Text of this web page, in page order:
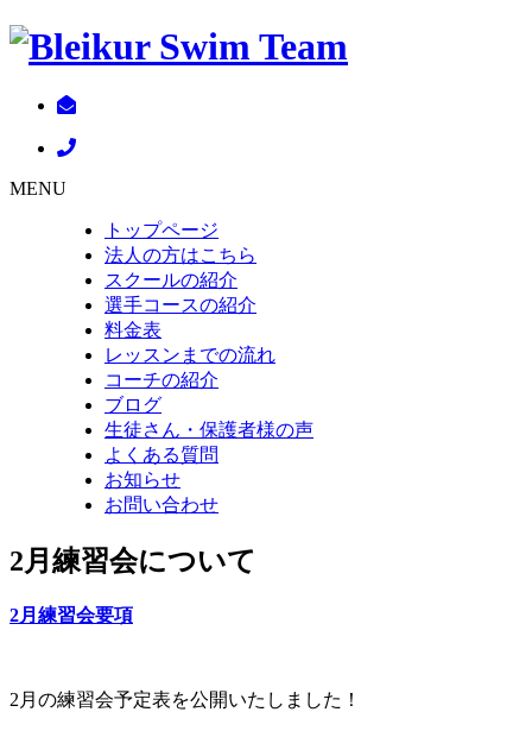
MENU
トップページ
法人の方はこちら
スクールの紹介
選手コースの紹介
料金表
レッスンまでの流れ
コーチの紹介
ブログ
生徒さん・保護者様の声
よくある質問
お知らせ
お問い合わせ
2月練習会について
2月練習会要項
2月の練習会予定表を公開いたしました！